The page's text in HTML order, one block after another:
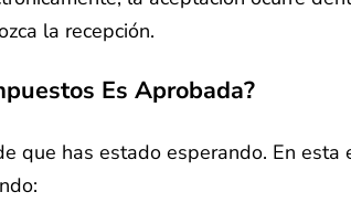
la recepción.
Es Aprobada?
que has estado esperando. En